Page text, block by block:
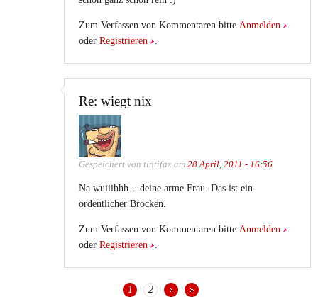
Zum Verfassen von Kommentaren bitte Anmelden
oder Registrieren .
Re: wiegt nix
Gespeichert von tintifax am 28 April, 2011 - 16:56
Na wuiiihhh....deine arme Frau. Das ist ein
ordentlicher Brocken.
Zum Verfassen von Kommentaren bitte Anmelden
oder Registrieren
1 2